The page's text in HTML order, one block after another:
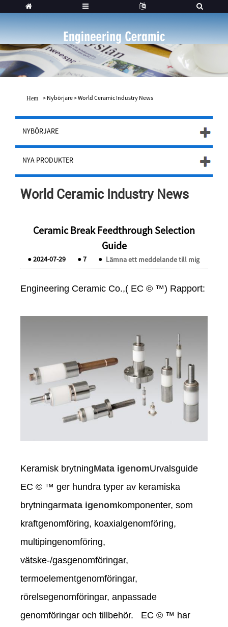
Hem > Nybörjare>World Ceramic Industry News
NYBÖRJARE
NYA PRODUKTER
World Ceramic Industry News
Ceramic Break Feedthrough Selection
Guide
●2024-07-29 ●7 ● Lämna ett meddelande till mig
Engineering Ceramic Co.,( EC © ™) Rapport:
Keramisk brytningMata igenomUrvalsguide
EC © ™ ger hundra typer av keramiska
brytningarmata igenomkomponenter, som
kraftgenomföring, koaxialgenomföring,
multipingenomföring,
vätske-/gasgenomföringar,
termoelementgenomföringar,
rörelsegenomföringar, anpassade
genomföringar och tillbehör. EC © ™ har